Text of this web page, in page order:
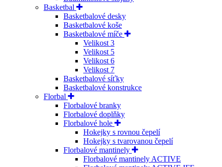
Basketbal
Basketbalové desky
Basketbalové koše
Basketbalové míče
Velikost 3
Velikost 5
Velikost 6
Velikost 7
Basketbalové síťky
Basketbalové konstrukce
Florbal
Florbalové branky
Florbalové doplňky
Florbalové hole
Hokejky s rovnou čepelí
Hokejky s tvarovanou čepelí
Florbalové mantinely
Florbalové mantinely ACTIVE